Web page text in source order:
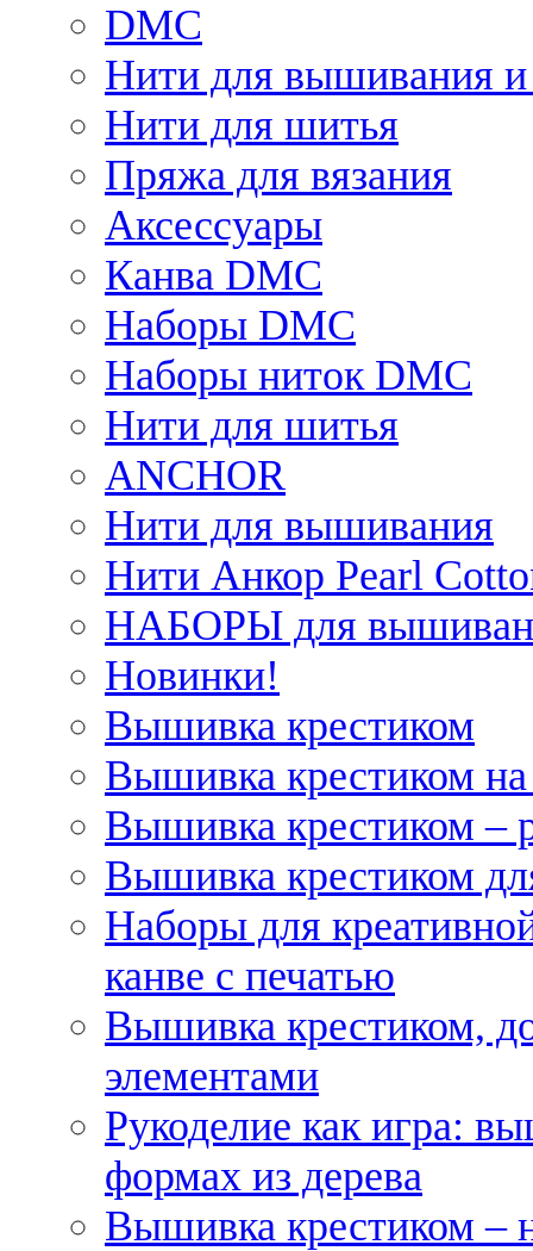
DMC
Нити для вышивания и
Нити для шитья
Пряжа для вязания
Аксессуары
Канва DMC
Наборы DMC
Наборы ниток DMC
Нити для шитья
ANCHOR
Нити для вышивания
Нити Анкор Pearl
НАБОРЫ для
Новинки!
Вышивка крестиком
Вышивка крестиком
Вышивка крестиком –
Вышивка крестиком
Наборы для
канве с печатью
Вышивка крестиком,
элементами
Рукоделие как игра:
формах из дерева
Вышивка крестиком –